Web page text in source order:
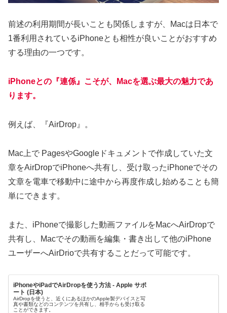
前述の利用期間が長いことも関係しますが、Macは日本で
1番利用されているiPhoneとも相性が良いことがおすすめ
する理由の一つです。
iPhoneとの『連係』こそが、Macを選ぶ最大の魅力であ
ります。
例えば、『AirDrop』。
Mac上で PagesやGoogleドキュメントで作成していた文
章をAirDropでiPhoneへ共有し、受け取ったiPhoneでその
文章を電車で移動中に途中から再度作成し始めることも簡
単にできます。
また、iPhoneで撮影した動画ファイルをMacへAirDropで
共有し、Macでその動画を編集・書き出して他のiPhone
ユーザーへAirDrioで共有することだって可能です。
iPhoneやiPadでAirDropを使う方法 - Apple サポ
ート (日本)
AirDropを使うと、近くにあるほかのApple製デバイスと写
真や書類などのコンテンツを共有し、相手からも受け取る
ことができます。